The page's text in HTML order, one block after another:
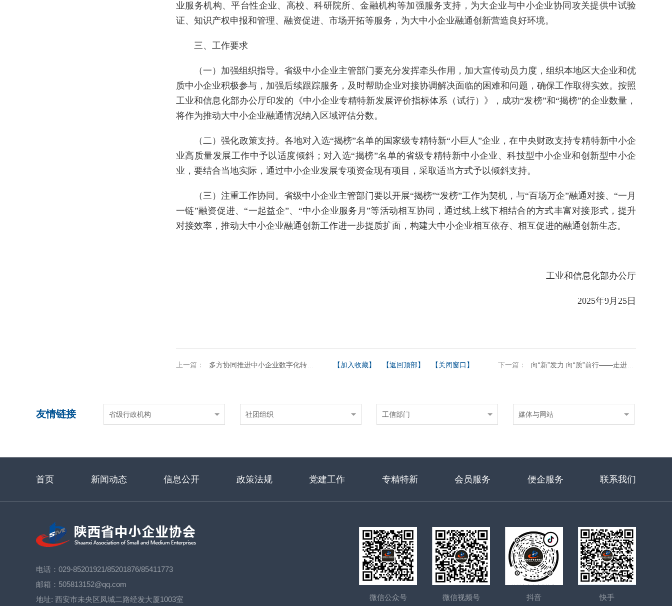
业服务机构、平台性企业、高校、科研院所、金融机构等加强服务支持，为大企业与中小企业协同攻关提供中试验
证、知识产权申报和管理、融资促进、市场开拓等服务，为大中小企业融通创新营造良好环境。
三、工作要求
（一）加强组织指导。省级中小企业主管部门要充分发挥牵头作用，加大宣传动员力度，组织本地区大企业和优
质中小企业积极参与，加强后续跟踪服务，及时帮助企业对接协调解决面临的困难和问题，确保工作取得实效。按照
工业和信息化部办公厅印发的《中小企业专精特新发展评价指标体系（试行）》，成功“发榜”和“揭榜”的企业数量，
将作为推动大中小企业融通情况纳入区域评估分数。
（二）强化政策支持。各地对入选“揭榜”名单的国家级专精特新“小巨人”企业，在中央财政支持专精特新中小企
业高质量发展工作中予以适度倾斜；对入选“揭榜”名单的省级专精特新中小企业、科技型中小企业和创新型中小企
业，要结合当地实际，通过中小企业发展专项资金现有项目，采取适当方式予以倾斜支持。
（三）注重工作协同。省级中小企业主管部门要以开展“揭榜”“发榜”工作为契机，与“百场万企”融通对接、“一月
一链”融资促进、“一起益企”、“中小企业服务月”等活动相互协同，通过线上线下相结合的方式丰富对接形式，提升
对接效率，推动大中小企业融通创新工作进一步提质扩面，构建大中小企业相互依存、相互促进的融通创新生态。
工业和信息化部办公厅
2025年9月25日
上一篇： 多方协同推进中小企业数字化转型第二批试点 【加入收藏】 【返回顶部】 【关闭窗口】 下一篇： 向“新”发力 向“质”前行——走进江浙沪三地民企，感受民营经济发展活力
友情链接 省级行政机构 社团组织 工信部门 媒体与网站
首页 新闻动态 信息公开 政策法规 党建工作 专精特新 会员服务 便企服务 联系我们
电话：029-85201921/85201876/85411773
邮箱：505813152@qq.com
地址: 西安市未央区凤城二路经发大厦1003室 微信公众号 微信视频号 抖音 快手